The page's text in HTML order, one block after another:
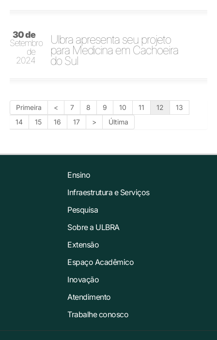
30 de
Setembro
de
2024
Ulbra apresenta seu projeto
para Medicina em Cachoeira
do Sul
Primeira < 7 8 9 10 11 12
13
14
15 16 17 > Última
Ensino
Infraestrutura e Serviços
Pesquisa
Sobre a ULBRA
Extensão
Espaço Acadêmico
Inovação
Atendimento
Trabalhe conosco